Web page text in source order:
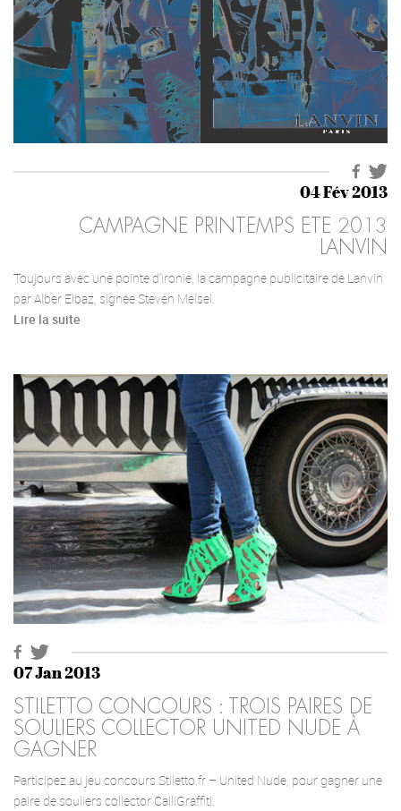
04 Fév 2013
CAMPAGNE PRINTEMPS ETE 2013
LANVIN
Toujours avec une pointe d’ironie, la campagne publicitaire de Lanvin
par Alber Elbaz, signée Steven Meisel.
Lire la suite
07 Jan 2013
STILETTO CONCOURS : TROIS PAIRES DE
SOULIERS COLLECTOR UNITED NUDE À
GAGNER
Participez au jeu concours Stiletto.fr – United Nude, pour gagner une
paire de souliers collector CalliGraffiti.